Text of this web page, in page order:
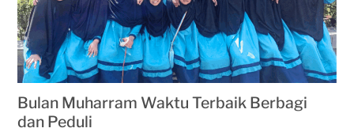
Bulan Muharram Waktu Terbaik Berbagi
dan Peduli